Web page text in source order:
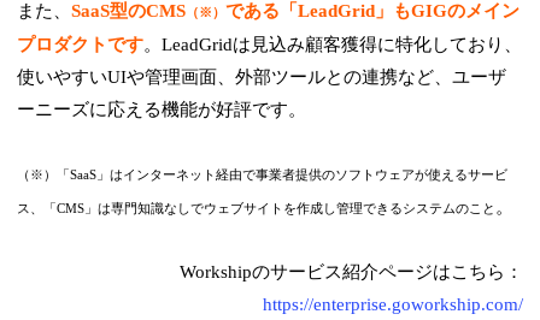
また、SaaS型のCMS （※） である「LeadGrid」もGIGのメイン
プロダクトです。LeadGridは見込み顧客獲得に特化しており、
使いやすいUIや管理画面、外部ツールとの連携など、ユーザ
ーニーズに応える機能が好評です。
（※）「SaaS」はインターネット経由で事業者提供のソフトウェアが使えるサービ
ス、「CMS」は専門知識なしでウェブサイトを作成し管理できるシステムのこと 。
Workshipのサービス紹介ページはこちら：
https://enterprise.goworkship.com/